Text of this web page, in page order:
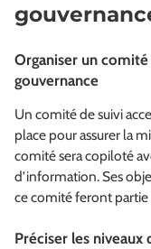
Organiser un
gouvernance
Un comité de suivi
place pour assurer la
comité sera copiloté
d’information. Ses
ce comité feront partie
Préciser les